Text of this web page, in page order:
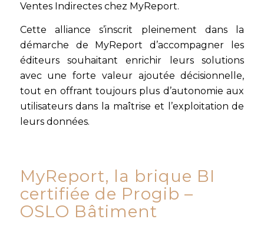
Ventes Indirectes chez MyReport.
Cette alliance s’inscrit pleinement dans la
démarche de MyReport d’accompagner les
éditeurs souhaitant enrichir leurs solutions
avec une forte valeur ajoutée décisionnelle,
tout en offrant toujours plus d’autonomie aux
utilisateurs dans la maîtrise et l’exploitation de
leurs données.
MyReport, la brique BI
certifiée de Progib –
OSLO Bâtiment